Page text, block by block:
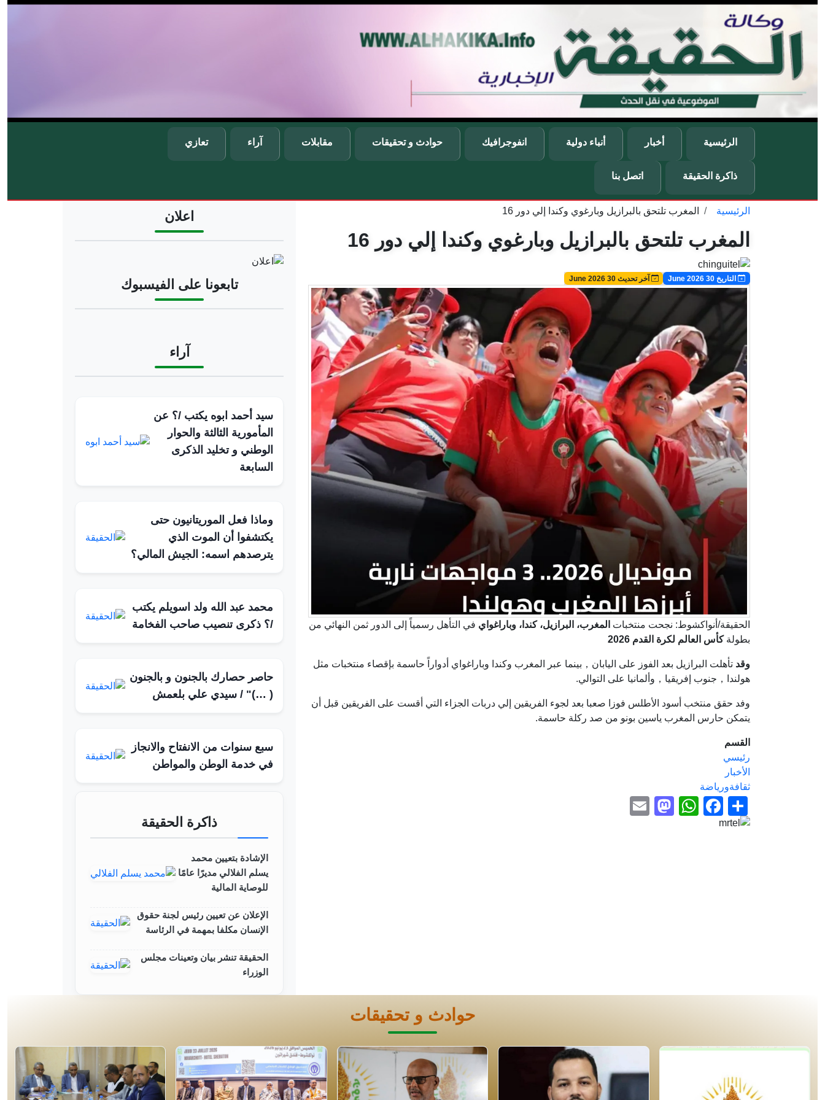
تجاوز إلى المحتوى الرئيسي
Main navigation
الرئيسية أخبار أنباء دولية انفوجرافيك حوادث و تحقيقات مقابلات آراء تعازي
ذاكرة الحقيقة اتصل بنا
مسار التنقل
الرئيسية المغرب تلتحق بالبرازيل وبارغوي وكندا إلي دور 16
المغرب تلتحق بالبرازيل وبارغوي وكندا إلي دور 16
Image
التاريخ 30 June 2026 آخر تحديث 30 June 2026 Image
الحقيقة/أنواكشوط: نجحت منتخبات المغرب، البرازيل، كندا، وباراغواي في التأهل رسمياً إلى الدور ثمن النهائي من
بطولةكأس العالم لكرة القدم 2026
وقد تأهلت البرازيل بعد الفوز على اليابان，بينما عبر المغرب وكندا وباراغواي أدواراً حاسمة بإقصاء منتخبات مثل
هولندا，جنوب إفريقيا，وألمانيا على التوالي.
وفد حقق منتخب أسود الأطلس فوزا صعبا بعد لجوء الفريقين إلي دربات الجزاء التي أقست على الفريقين قبل أن
يتمكن حارس المغرب ياسين بونو من صد ركلة حاسمة.
القسم
رئيسي
الأخبار
ثقافةورياضة
Share
Facebook
WhatsApp
Mastodon
Image
اعلان
Image
تابعونا على الفيسبوك
آراء
سيد أحمد ابوه يكتب /؟ عن
المأمورية الثالثة والحوار
الوطني و تخليد الذكرى
السابعة
وماذا فعل الموريتانيون حتى
يكتشفوا أن الموت الذي
يترصدهم اسمه: الجيش المالي؟
محمد عبد الله ولد اسويلم يكتب
/؟ ذكرى تنصيب صاحب الفخامة
حاصر حصارك بالجنون و بالجنون
( …)" / سيدي علي بلعمش
سبع سنوات من الانفتاح والانجاز
في خدمة الوطن والمواطن
ذاكرة الحقيقة
الإشادة بتعيين محمد
يسلم الفلالي مديرًا عامًا
للوصاية المالية
الإعلان عن تعيين رئيس لجنة حقوق
الإنسان مكلفا بمهمة في الرئاسة
الحقيقة تنشر بيان وتعينات مجلس
الوزراء
حوادث و تحقيقات